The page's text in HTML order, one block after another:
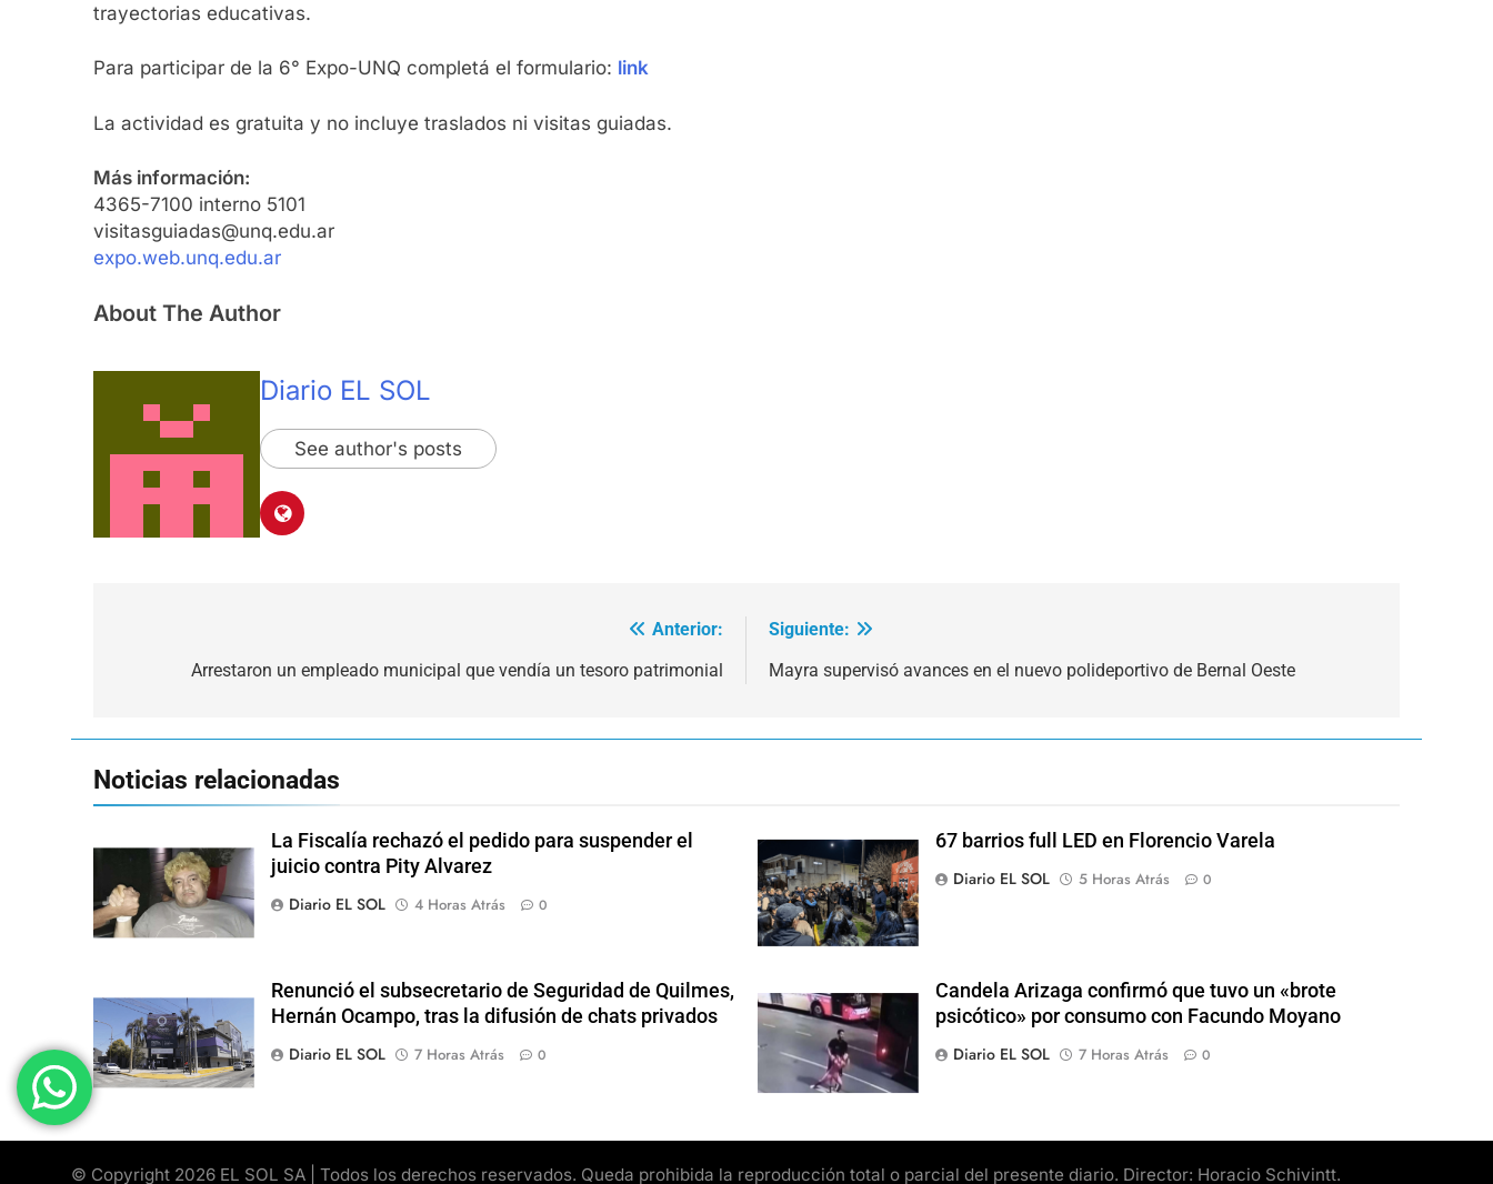
trayectorias educativas.
Para participar de la 6° Expo-UNQ completá el formulario: link
La actividad es gratuita y no incluye traslados ni visitas guiadas.
Más información:
4365-7100 interno 5101
visitasguiadas@unq.edu.ar
expo.web.unq.edu.ar
About The Author
Diario EL SOL
See author's posts
Anterior:
Arrestaron un empleado municipal que vendía un tesoro patrimonial
Siguiente:
Mayra supervisó avances en el nuevo polideportivo de Bernal Oeste
Noticias relacionadas
La Fiscalía rechazó el pedido para suspender el
juicio contra Pity Alvarez
Diario EL SOL
4 Horas Atrás 0
67 barrios full LED en Florencio Varela
Diario EL SOL
5 Horas Atrás 0
Renunció el subsecretario de Seguridad de Quilmes,
Hernán Ocampo, tras la difusión de chats privados
Diario EL SOL
7 Horas Atrás 0
Candela Arizaga confirmó que tuvo un «brote
psicótico» por consumo con Facundo Moyano
Diario EL SOL
7 Horas Atrás 0
© Copyright 2026 EL SOL SA | Todos los derechos reservados. Queda prohibida la reproducción total o parcial del presente diario. Director: Horacio Schivintt.